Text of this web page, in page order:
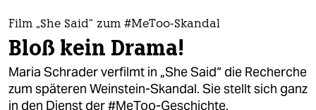
themen
politik
öko
Film „She Said“ zum #MeToo-Skandal
Bloß kein Drama!
Maria Schrader verfilmt in „She Said“ die Recherche
zum späteren Weinstein-Skandal. Sie stellt sich ganz
in den Dienst der #MeToo-Geschichte.